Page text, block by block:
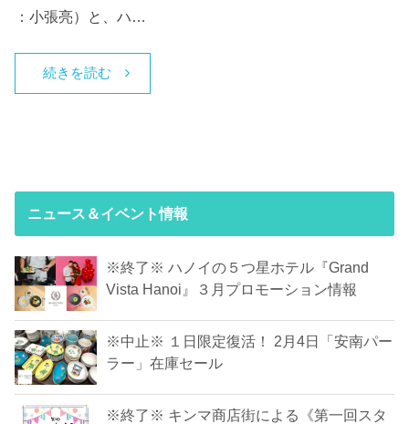
：小張亮）と、ハ…
続きを読む
ニュース＆イベント情報
※終了※ ハノイの５つ星ホテル『Grand
Vista Hanoi』３月プロモーション情報
※中止※ １日限定復活！ 2月4日「安南パー
ラー」在庫セール
※終了※ キンマ商店街による《第一回スタ